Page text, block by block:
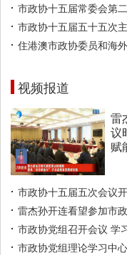
市政协十五届常委会第
市政协十五届五十五次
住港澳市政协委员和海
视频报道
雷
议
赋
市政协十五届五次会议
雷杰孙开连看望参加市
市政协党组召开会议 学
市政协党组理论学习中